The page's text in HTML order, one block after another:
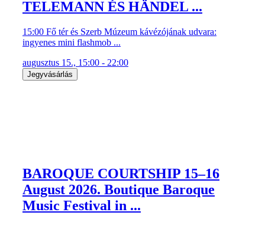
TELEMANN ÉS HÄNDEL ...
15:00 Fő tér és Szerb Múzeum kávézójának udvara:
ingyenes mini flashmob ...
augusztus 15., 15:00 - 22:00
Jegyvásárlás
BAROQUE COURTSHIP 15–16
August 2026. Boutique Baroque
Music Festival in ...